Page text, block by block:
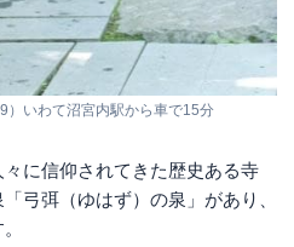
）いわて沼宮内駅から車で15分
に信仰されてきた歴史ある寺
弓弭（ゆはず）の泉」があり、